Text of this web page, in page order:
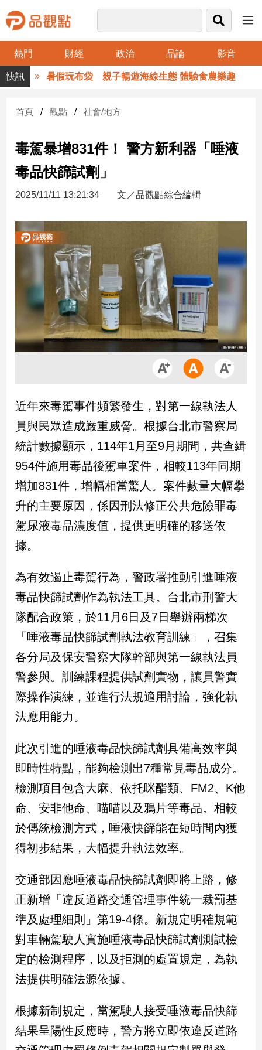
熱門 財經 政治 品論 影音
品
觀
財
台
財
新
產
經/
產
品
政
治
政
治
焦
品
觀
點
民
調
會
點
觀
點
兩
岸/
國
際
會/
地
方
新
冠
毒
專
區
南
台
灣
觀
點
南
灣
觀
點
暑假玩布袋 親子暢遊海線生態 體驗食農樂趣
首頁 觀點 社會/地方
毒駕暴增831件！ 警方新利器「唾液
毒品快篩試劑」
2025/11/11 13:21:34 文／品觀點綜合編輯
近年來毒駕事件頻繁發生，對第一線執法人
員與民眾造成嚴重威脅。根據台北市警察局
統計數據顯示，114年1月至9月期間，共查緝
954件施用毒品後駕車案件，相較113年同期
增加831件，增幅相當驚人。案件數量大幅攀
升的主要原因，係因刑法修正公共危險罪毒
駕尿液毒品濃度值，提供更明確的移送依
據。
為有效遏止毒駕行為，警政署推動引進唾液
毒品快篩試劑作為執法工具。台北市刑警大
隊配合政策，於11月6日及7日舉辦兩梯次
「唾液毒品快篩試劑執法教育訓練」，召集
各分局及保安警察大隊幹部與第一線執法員
警參與。訓練課程提供試劑實物，讓員警實
際操作演練，並進行法規適用討論，強化執
法應用能力。
此次引進的唾液毒品快篩試劑具備高效率與
即時性特點，能夠檢測出7種常見毒品成分。
檢測項目包含大麻、依托咪酯類、FM2、K他
命、安非他命、喵喵以及鴉片等毒品。相較
於傳統檢測方式，唾液快篩能在短時間內獲
得初步結果，大幅提升執法效率。
交通部因應唾液毒品快篩試劑即將上路，修
正新增「違反道路交通管理事件統一裁罰基
準及處理細則」第19-4條。新規定明確規範
對車輛駕駛人實施唾液毒品快篩試劑測試檢
定的檢測程序，以及拒測的處置規定，為執
法提供明確法源依據。
根據新制規定，當駕駛人接受唾液毒品快篩
結果呈陽性反應時，警方將立即依違反道路